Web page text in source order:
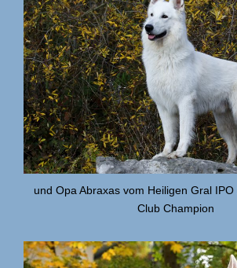
und Opa Abraxas vom Heiligen Gral IPO
Club Champion